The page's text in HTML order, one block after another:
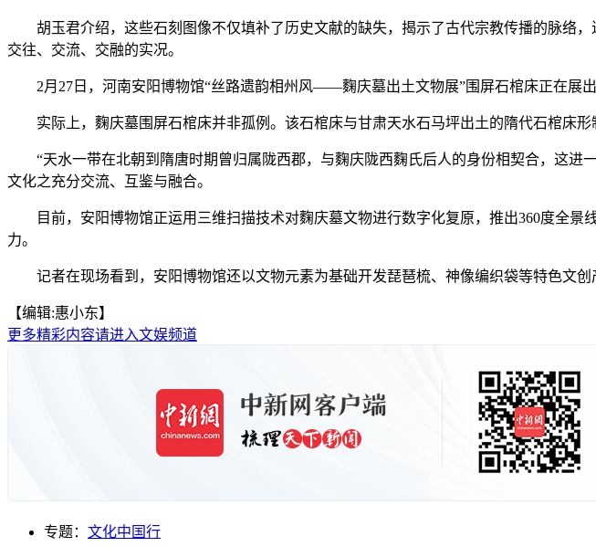
胡玉君介绍，这些石刻图像不仅填补了历史文献的缺失，揭示了古代宗教传播的脉络，
交往、交流、交融的实况。
2月27日，河南安阳博物馆“丝路遗韵相州风——麴庆墓出土文物展”围屏石棺床正在展
实际上，麴庆墓围屏石棺床并非孤例。该石棺床与甘肃天水石马坪出土的隋代石棺床形
“天水一带在北朝到隋唐时期曾归属陇西郡，与麴庆陇西麴氏后人的身份相契合，这进
文化之充分交流、互鉴与融合。
目前，安阳博物馆正运用三维扫描技术对麴庆墓文物进行数字化复原，推出360度全景
力。
记者在现场看到，安阳博物馆还以文物元素为基础开发琵琶梳、神像编织袋等特色文创
【编辑:惠小东】
更多精彩内容请进入文娱频道
专题： 文化中国行